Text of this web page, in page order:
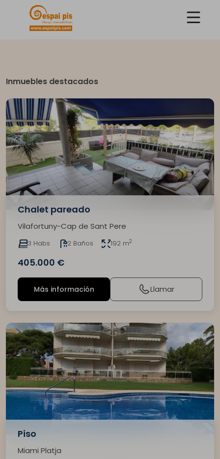
Inmuebles destacados
Chalet pareado
Vilafortuny-Cap de Sant Pere
3 Habs 2 Baños 192 m2
405.000 €
Más información Llamar
Piso
Miami Platja